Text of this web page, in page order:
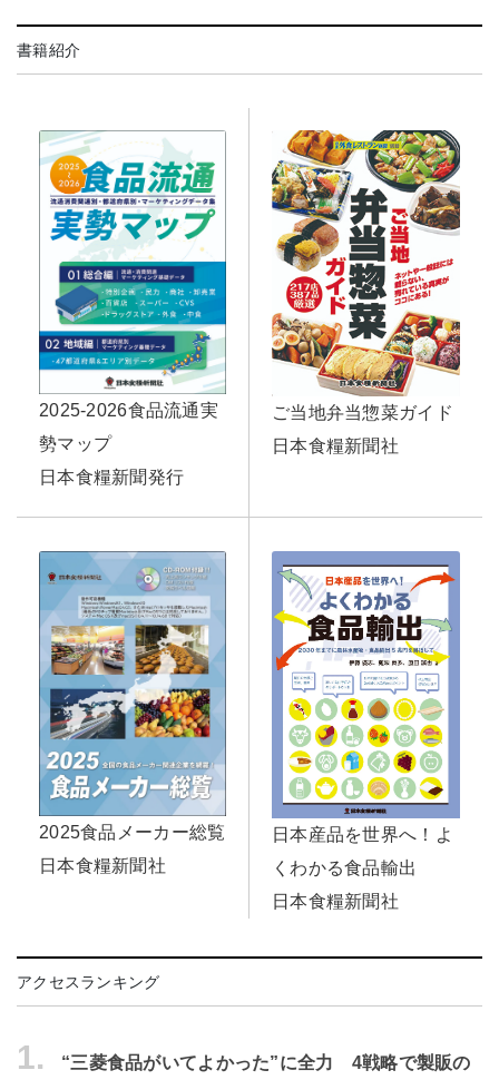
書籍紹介
2025-2026食品流通実
勢マップ
日本食糧新聞発行
ご当地弁当惣菜ガイド
日本食糧新聞社
2025食品メーカー総覧
日本食糧新聞社
日本産品を世界へ！よ
くわかる食品輸出
日本食糧新聞社
アクセスランキング
1.
“三菱食品がいてよかった”に全力 4戦略で製販の